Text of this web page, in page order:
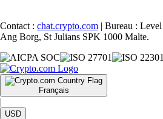
Contact : chat.crypto.com | Bureau :
Ang Borg, St Julians SPK 1000 Malte.
Français
|
USD